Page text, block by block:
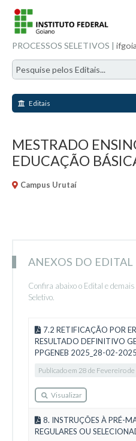
PROCESSOS SELETIVOS |
Editais
MESTRADO
EDUCAÇÃO
Campus Urutaí
ANEXOS DO EDITAL
Confira abaixo o Edital e
Seletivo.
7.2 RETIFICAÇÃO POR
RESULTADO DEFINITIVO
PPGENEB 2025_28-02-2025
Publicado em 28 de Fevereiro
Visualizar
8. INSTRUÇÕES À PRÉ-
REGULARES OU